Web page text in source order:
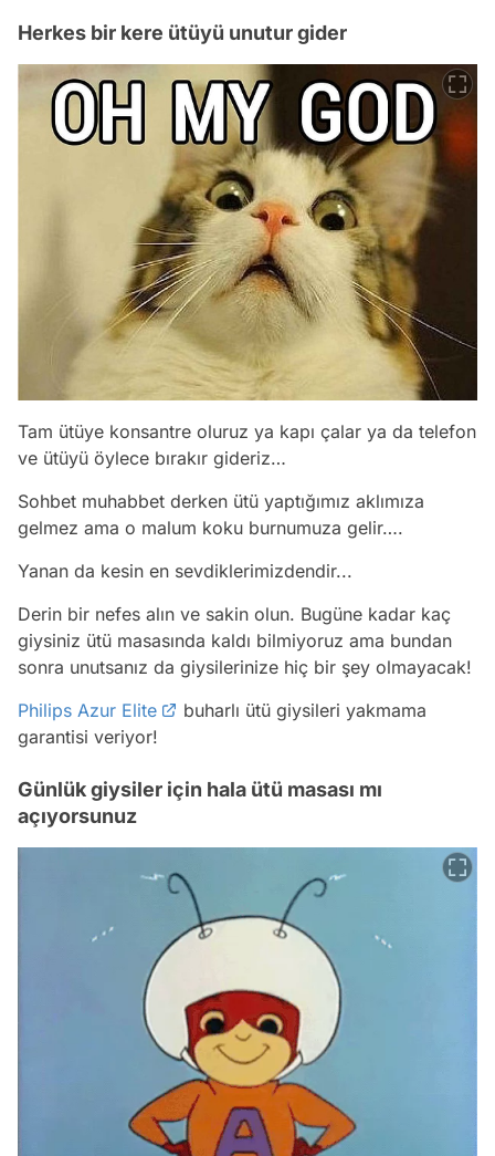
Herkes bir kere ütüyü unutur gider
Tam ütüye konsantre oluruz ya kapı çalar ya da telefon
ve ütüyü öylece bırakır gideriz…
Sohbet muhabbet derken ütü yaptığımız aklımıza
gelmez ama o malum koku burnumuza gelir….
Yanan da kesin en sevdiklerimizdendir...
Derin bir nefes alın ve sakin olun. Bugüne kadar kaç
giysiniz ütü masasında kaldı bilmiyoruz ama bundan
sonra unutsanız da giysilerinize hiç bir şey olmayacak!
Philips Azur Elite
buharlı ütü giysileri yakmama
garantisi veriyor!
Günlük giysiler için hala ütü masası mı
açıyorsunuz